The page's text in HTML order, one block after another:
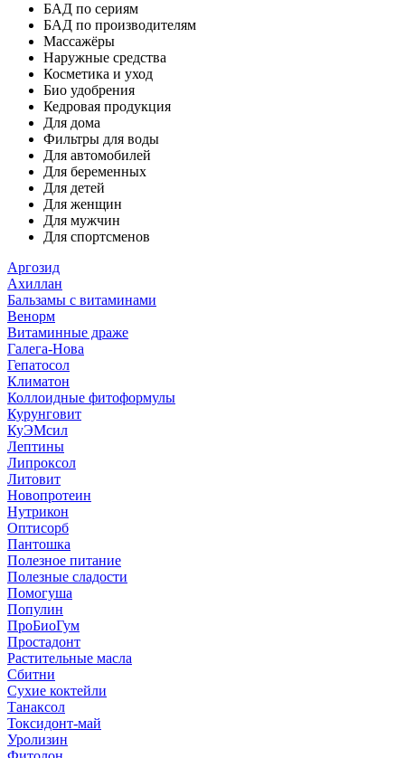
БАД по сериям
БАД по производителям
Массажёры
Наружные средства
Косметика и уход
Био удобрения
Кедровая продукция
Для дома
Фильтры для воды
Для автомобилей
Для беременных
Для детей
Для женщин
Для мужчин
Для спортсменов
Аргозид
Ахиллан
Бальзамы с витаминами
Венорм
Витаминные драже
Галега-Нова
Гепатосол
Климатон
Коллоидные фитоформулы
Курунговит
КуЭМсил
Лептины
Липроксол
Литовит
Новопротеин
Нутрикон
Оптисорб
Пантошка
Полезное питание
Полезные сладости
Помогуша
Популин
ПроБиоГум
Простадонт
Растительные масла
Сбитни
Сухие коктейли
Танаксол
Токсидонт-май
Уролизин